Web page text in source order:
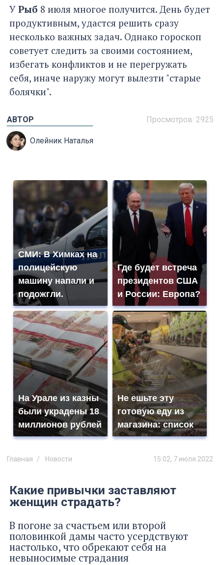
У Рыб 8 июля многое получится. День будет
продуктивным, удастся решить сразу
несколько важных задач. Однако гороскоп
советует следить за своими состоянием,
избегать конфликтов и не перегружать
себя, иначе наружу могут вылезти "старые
болячки".
Просмотров: 2925
АВТОР
Олейник Наталья
СМИ: В Химках на
полицейскую
машину напали и
подожгли.
Где будет встреча
президентов США
и России: Европа?
На Урале из казны
были украдены 18
миллионов рублей
Не ешьте эту
готовую еду из
магазина: список
Главная Новости 15:02, 7 июля 2022
Какие привычки заставляют
женщин страдать?
В погоне за счастьем или второй
половинкой дамы часто усердствуют
настолько, что обрекают себя на
невыносимые страдания